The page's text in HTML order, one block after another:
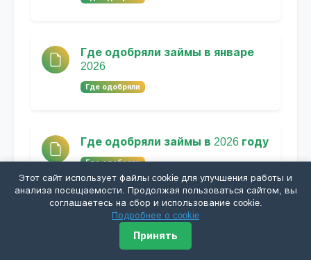
Где одобряли займы в январе
2026
Где одобряли
Где одобряли займы в 2026 году
Где одобряли
Где одобряли займы в феврале
Где одобряли
Этот сайт использует файлы cookie для улучшения работы и
анализа посещаемости. Продолжая пользоваться сайтом, вы
соглашаетесь на сбор и использование cookie.
Подробнее о cookie
Принять